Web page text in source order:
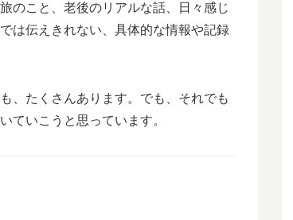
のこと、老後のリアルな話、日々感じ
は伝えきれない、具体的な情報や記録
、たくさんあります。でも、それでも
ていこうと思っています。